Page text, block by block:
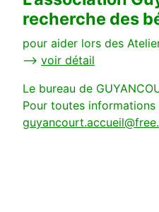
recherche des
pour aider lors des
--> voir détail
Le bureau de
Pour toutes